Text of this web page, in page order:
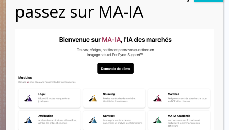
données à
caractère personnel
– RGPD – Marchés
publics
passez sur MA-IA